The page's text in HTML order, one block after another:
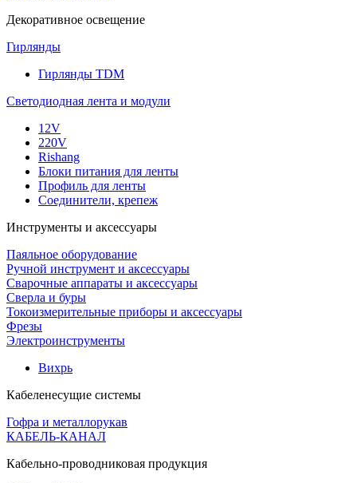
Декоративное освещение
Гирлянды
Гирлянды TDM
Светодиодная лента и модули
12V
220V
Rishang
Блоки питания для ленты
Профиль для ленты
Соединители, крепеж
Инструменты и аксессуары
Паяльное оборудование
Ручной инструмент и аксессуары
Сварочные аппараты и аксессуары
Сверла и буры
Токоизмерительные приборы и аксессуары
Фрезы
Электроинструменты
Вихрь
Кабеленесущие системы
Гофра и металлорукав
КАБЕЛЬ-КАНАЛ
Кабельно-проводниковая продукция